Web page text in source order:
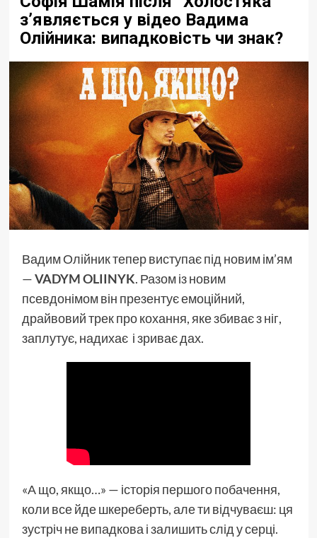
з’являється у відео Вадима
Олійника: випадковість чи знак?
Вадим Олійник тепер виступає під новим ім’ям
—VADYM OLIINYK. Разом із новим
псевдонімом він презентує емоційний,
драйвовий трек про кохання, яке збиває з ніг,
заплутує, надихає і зриває дах.
«А що, якщо…» — історія першого побачення,
коли все йде шкереберть, але ти відчуваєш: ця
зустріч не випадкова і залишить слід у серці.